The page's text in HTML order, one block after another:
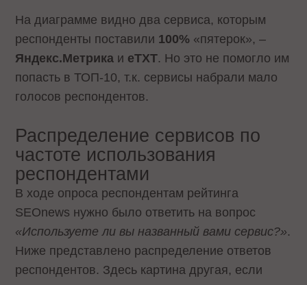
На диаграмме видно два сервиса, которым
респонденты поставили 100% «пятерок», –
Яндекс.Метрика и eTXT. Но это не помогло им
попасть в ТОП-10, т.к. сервисы набрали мало
голосов респондентов.
Распределение сервисов по
частоте использования
респондентами
В ходе опроса респондентам рейтинга
SEOnews нужно было ответить на вопрос
«Используете ли вы названный вами сервис?».
Ниже представлено распределение ответов
респондентов. Здесь картина другая, если